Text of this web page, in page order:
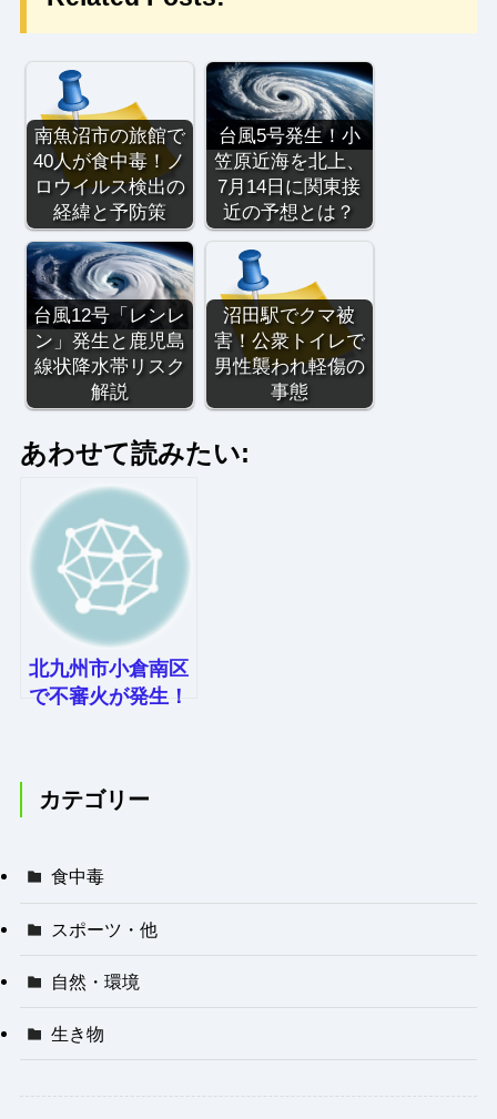
南魚沼市の旅館で
40人が食中毒！ノ
ロウイルス検出の
経緯と予防策
台風5号発生！小
笠原近海を北上、
7月14日に関東接
近の予想とは？
台風12号「レンレ
ン」発生と鹿児島
線状降水帯リスク
解説
沼田駅でクマ被
害！公衆トイレで
男性襲われ軽傷の
事態
あわせて読みたい:
北九州市小倉南区
で不審火が発生！
カテゴリー
食中毒
スポーツ・他
自然・環境
生き物